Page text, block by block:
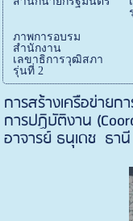
ภาพการอบรม
สำนักงาน
เลขาธิการวุฒิสภา
รุ่นที่ 2
การสร้างเครือข่ายก
การปฏิบัติงาน
อาจารย์ ธนุเดช ธานี